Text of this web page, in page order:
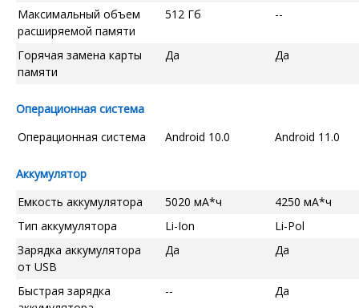
Максимальный объем
расширяемой памяти
512 Гб --
Горячая замена карты
памяти
Да Да
Операционная система
Операционная система
Android 10.0 Android 11.0
Аккумулятор
Емкость аккумулятора
5020 мА*ч
4250 мА*ч
Тип аккумулятора
Li-Ion
Li-Pol
Зарядка аккумулятора
от USB
Да Да
Быстрая зарядка
-- Да